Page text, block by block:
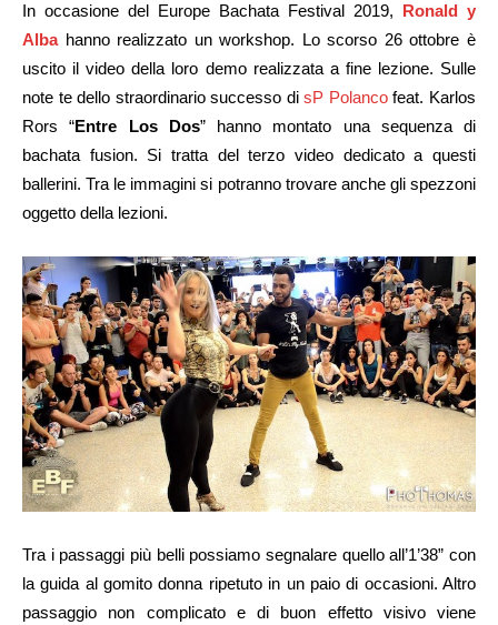
In occasione del Europe Bachata Festival 2019, Ronald y
Albahanno realizzato un workshop. Lo scorso 26 ottobre è
uscito il video della loro demo realizzata a fine lezione. Sulle
note te dello straordinario successo disP Polancofeat. Karlos
Rors “Entre Los Dos” hanno montato una sequenza di
bachata fusion. Si tratta del terzo video dedicato a questi
ballerini. Tra le immagini si potranno trovare anche gli spezzoni
oggetto della lezioni.
Tra i passaggi più belli possiamo segnalare quello all’1’38” con
la guida al gomito donna ripetuto in un paio di occasioni. Altro
passaggio non complicato e di buon effetto visivo viene